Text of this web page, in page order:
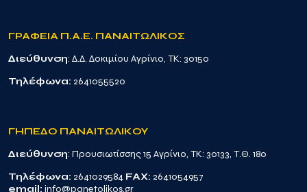
ΓΡΑΦΕΙΑ Π.Α.Ε. ΠΑΝΑΙΤΩΛΙΚΟΣ
Διεύθυνση: Δ.Δ. Δοκιμίου Αγρίνιο, TK: 30150
Τηλέφωνα: 2641055520
ΓΗΠΕΔΟ ΠΑΝΑΙΤΩΛΙΚΟΥ
Διεύθυνση: Προυσιωτίσσης 15 Αγρίνιο, TK: 30133, Τ.Θ. 180
Τηλέφωνα: 2641029584 FAX: 2641054957
email: info@panetolikos.gr